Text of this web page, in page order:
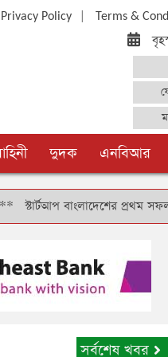
Privacy Policy| Terms &
দুদক এনবিআর
বাংলাদেশের প্রথম সফল
সর্বশেষ খবর